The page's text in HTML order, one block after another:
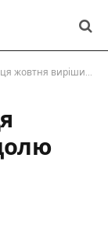
долю європейської CBDC